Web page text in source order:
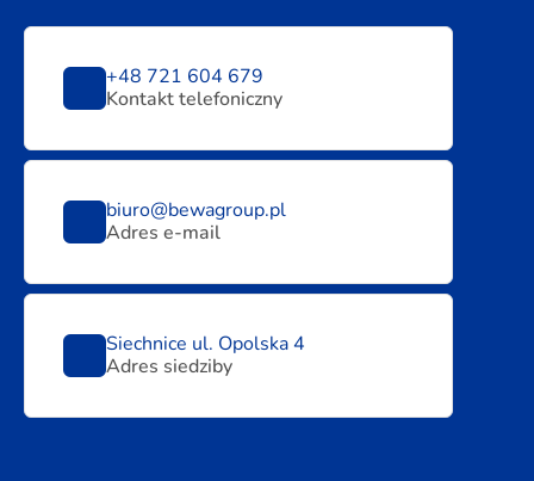
+48 721 604 679
Kontakt telefoniczny
biuro@bewagroup.pl
Adres e-mail
Siechnice ul. Opolska 4
Adres siedziby